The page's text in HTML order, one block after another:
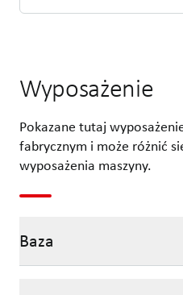
Wyposażenie
Pokazane tutaj
fabrycznym i może różnić
wyposażenia maszyny.
Baza